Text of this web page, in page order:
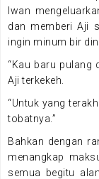
Iwan
dan memberi Aji
ingin minum bir
“Kau baru pulang
Aji terkekeh.
“Untuk yang
tobatnya.”
Bahkan dengan
menangkap
semua begitu